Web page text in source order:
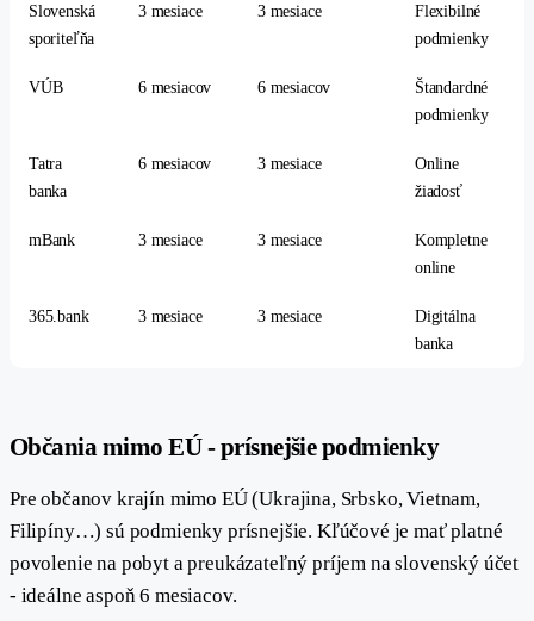
Slovenská
sporiteľňa
3 mesiace 3 mesiace
Flexibilné
podmienky
VÚB 6 mesiacov 6 mesiacov
Štandardné
podmienky
Tatra
banka
6 mesiacov 3 mesiace
Online
žiadosť
mBank 3 mesiace 3 mesiace
Kompletne
online
365.bank 3 mesiace 3 mesiace
Digitálna
banka
Občania mimo EÚ - prísnejšie podmienky
Pre občanov krajín mimo EÚ (Ukrajina, Srbsko, Vietnam,
Filipíny…) sú podmienky prísnejšie. Kľúčové je mať platné
povolenie na pobyt a preukázateľný príjem na slovenský účet
- ideálne aspoň 6 mesiacov.